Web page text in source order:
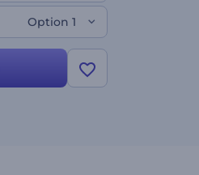
Option 1